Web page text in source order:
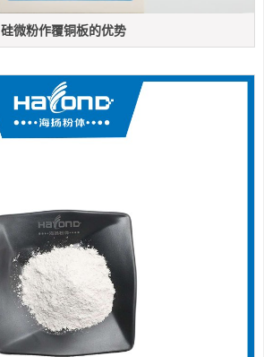
硅微粉作覆铜板的优势